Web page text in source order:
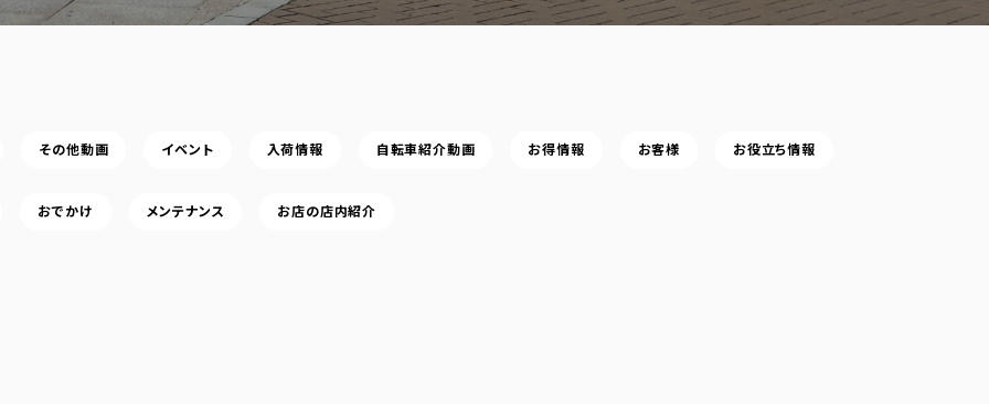
その他動画 イベント 入荷情報 自転車紹介動画 お得情報 お客様 お役立ち情報
おでかけ メンテナンス お店の店内紹介